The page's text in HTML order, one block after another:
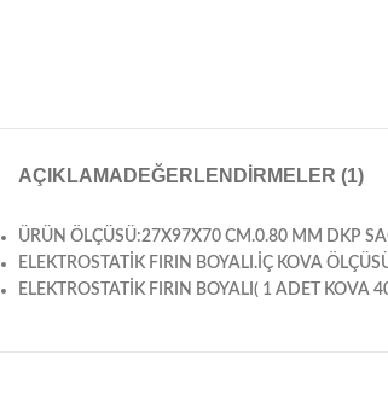
AÇIKLAMA DEĞERLENDIRMELER (1)
ÜRÜN ÖLÇÜSÜ:27X97X70 CM.0.80 MM DKP
ELEKTROSTATİK FIRIN BOYALI.İÇ KOVA
ELEKTROSTATİK FIRIN BOYALI( 1 ADET KOVA